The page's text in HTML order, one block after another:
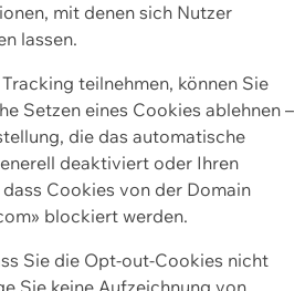
mit denen sich Nutzer
lassen.
teilnehmen, können Sie
Setzen eines Cookies ablehnen –
die das automatische
deaktiviert oder Ihren
Cookies von der Domain
blockiert werden.
Sie die Opt-out-Cookies nicht